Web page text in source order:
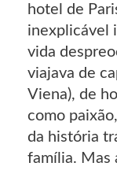
hotel de
inexplicável
vida
viajava de
Viena), de
como
da história
família. Mas